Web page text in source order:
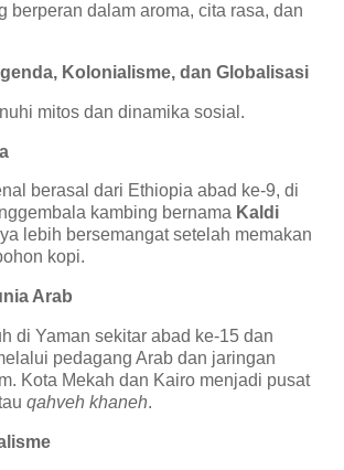
dalam aroma, cita rasa, dan
Kolonialisme, dan Globalisasi
mitos dan dinamika sosial.
berasal dari Ethiopia abad ke-9, di
kambing bernama Kaldi
lebih bersemangat setelah memakan
kopi.
Arab
di Yaman sekitar abad ke-15 dan
pedagang Arab dan jaringan
Kota Mekah dan Kairo menjadi pusat
qahveh khaneh.